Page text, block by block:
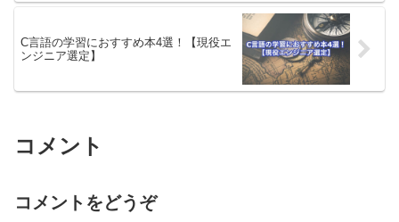
C言語の学習におすすめ本4選！【現役エ
ンジニア選定】
コメント
コメントをどうぞ